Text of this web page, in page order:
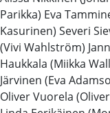
Parikka) Eva
Kasurinen) Severi
(Vivi Wahlström)
Haukkala (Miikka
Järvinen (Eva
Oliver Vuorela